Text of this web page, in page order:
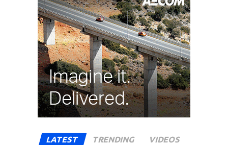
LATEST TRENDING VIDEOS